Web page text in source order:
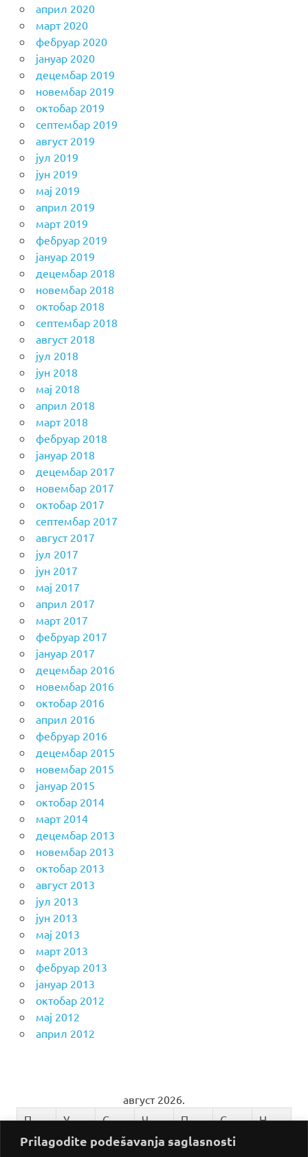
Prilagodite podešavanja saglasnosti
април 2020
март 2020
фебруар 2020
јануар 2020
децембар 2019
новембар 2019
октобар 2019
септембар 2019
август 2019
јул 2019
јун 2019
мај 2019
април 2019
март 2019
фебруар 2019
јануар 2019
децембар 2018
новембар 2018
октобар 2018
септембар 2018
август 2018
јул 2018
јун 2018
мај 2018
април 2018
март 2018
фебруар 2018
јануар 2018
децембар 2017
новембар 2017
октобар 2017
септембар 2017
август 2017
јул 2017
јун 2017
мај 2017
април 2017
март 2017
фебруар 2017
јануар 2017
децембар 2016
новембар 2016
октобар 2016
април 2016
фебруар 2016
децембар 2015
новембар 2015
јануар 2015
октобар 2014
март 2014
децембар 2013
новембар 2013
октобар 2013
август 2013
јул 2013
јун 2013
мај 2013
март 2013
фебруар 2013
јануар 2013
октобар 2012
мај 2012
април 2012
август 2026.
П
У С Ч П С
Н
1